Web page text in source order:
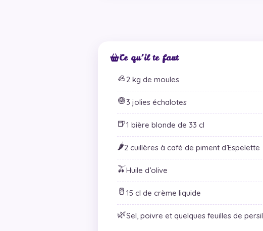
Ce qu’il te faut
🦪2 kg de moules
🧅3 jolies échalotes
🍺1 bière blonde de 33 cl
🌶️2 cuillères à café de piment d’Espelette
🫒Huile d’olive
🥛 15 cl de crème liquide
🌿Sel, poivre et quelques feuilles de persil